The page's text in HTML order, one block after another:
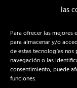
las
Para ofrecer las
para almacenar y/o
de estas tecnologías
navegación o las
consentimiento, puede
funciones.